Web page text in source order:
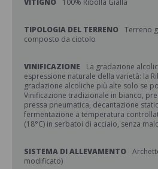
VITIGNO 100% Ribolla Gialla
TIPOLOGIA DEL TERRENO Terreno
composto da ciotolo
VINIFICAZIONE
La gradazione
espressione naturale della varietà: la
gradazione alcoliche più alte solo se
Vinificazione tradizionale in bianco,
pressa pneumatica, decantazione
fermentazione a temperatura
(18°C) in serbatoi di acciaio, senza
SISTEMA DI ALLEVAMENTO
modificato)